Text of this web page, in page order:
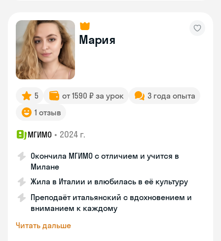
Мария
5 от 1590 ₽ за урок
3 года опыта
1 отзыв
МГИМО • 2024 г.
Окончила МГИМО с отличием и учится в
Милане
Жила в Италии и влюбилась в её культуру
Преподаёт итальянский с вдохновением и
вниманием к каждому
Читать дальше